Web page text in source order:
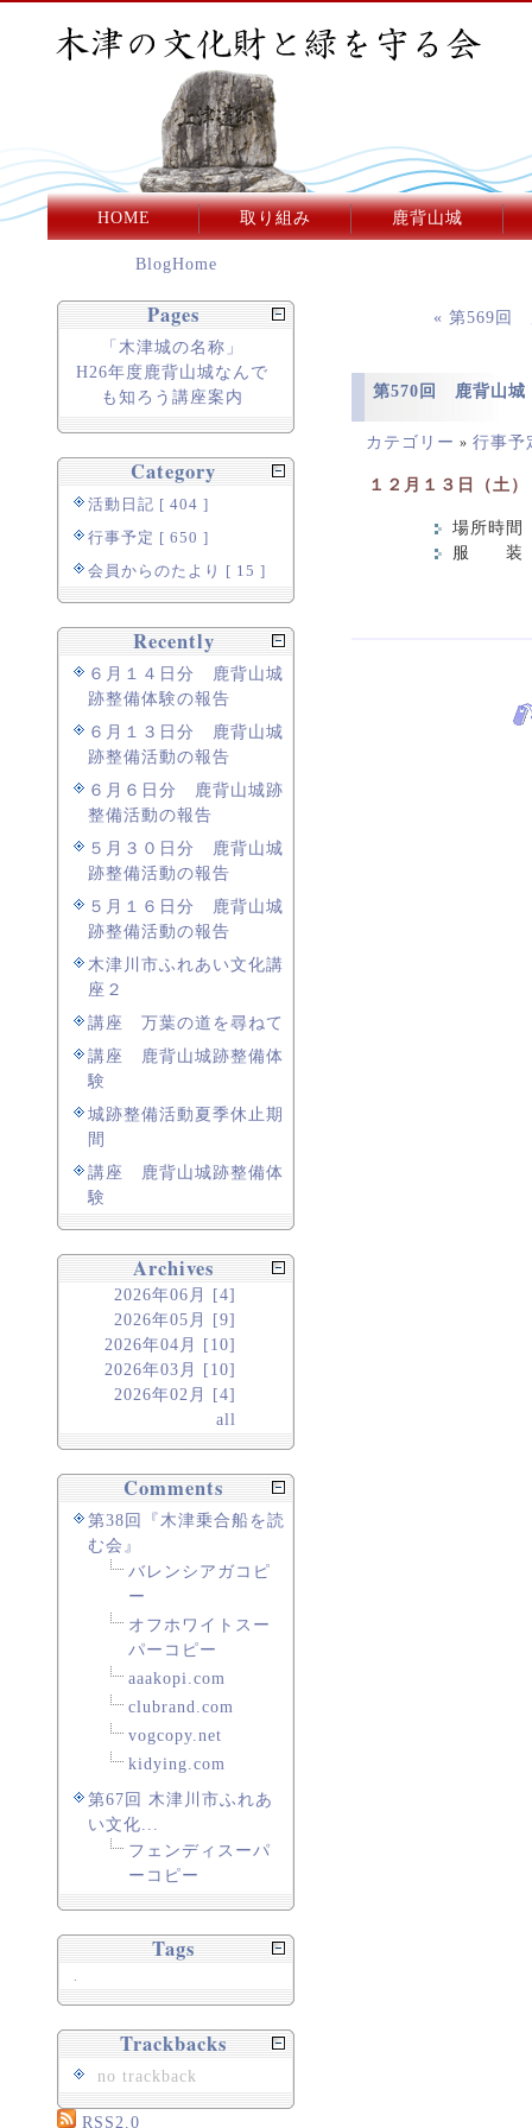
HOME 取り組み 鹿背山城
« 第569回
第570回 鹿背山
カテゴリー » 行事予
１２月１３日（土）
場所時
服 装
BlogHome
Pages
「木津城の名称」
H26年度鹿背山城なんで
も知ろう講座案内
Category
活動日記 [ 404 ]
行事予定 [ 650 ]
会員からのたより [ 15 ]
Recently
６月１４日分 鹿背山城
跡整備体験の報告
６月１３日分 鹿背山城
跡整備活動の報告
６月６日分 鹿背山城跡
整備活動の報告
５月３０日分 鹿背山城
跡整備活動の報告
５月１６日分 鹿背山城
跡整備活動の報告
木津川市ふれあい文化講
座２
講座 万葉の道を尋ねて
講座 鹿背山城跡整備体
験
城跡整備活動夏季休止期
間
講座 鹿背山城跡整備体
験
Archives
2026年06月 [4]
2026年05月 [9]
2026年04月 [10]
2026年03月 [10]
2026年02月 [4]
all
Comments
第38回『木津乗合船を読
む会』
バレンシアガコピ
ー
オフホワイトスー
パーコピー
aaakopi.com
clubrand.com
vogcopy.net
kidying.com
第67回 木津川市ふれあ
い文化...
フェンディスーパ
ーコピー
Tags
Trackbacks
no trackback
RSS2.0